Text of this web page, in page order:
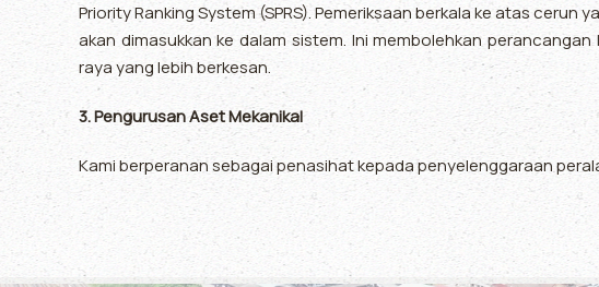
Priority Ranking System (SPRS). Pemeriksaan berkala ke atas
akan dimasukkan ke dalam sistem. Ini membolehkan
raya yang lebih berkesan.
3. Pengurusan Aset Mekanikal
Kami berperanan sebagai penasihat kepada penyelenggaraan